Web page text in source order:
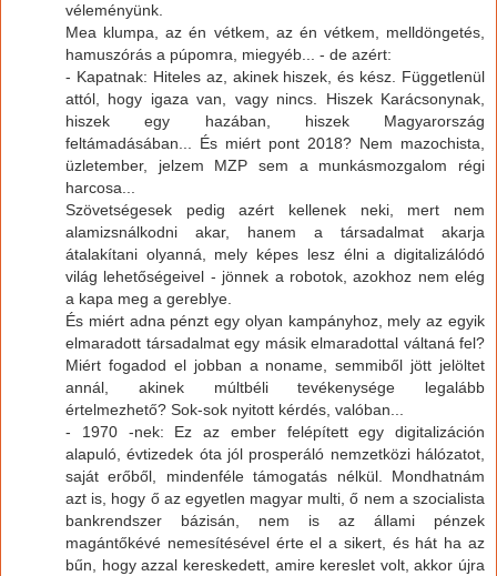
véleményünk.
Mea klumpa, az én vétkem, az én vétkem, melldöngetés,
hamuszórás a púpomra, miegyéb... - de azért:
- Kapatnak: Hiteles az, akinek hiszek, és kész. Függetlenül
attól, hogy igaza van, vagy nincs. Hiszek Karácsonynak,
hiszek egy hazában, hiszek Magyarország
feltámadásában... És miért pont 2018? Nem mazochista,
üzletember, jelzem MZP sem a munkásmozgalom régi
harcosa...
Szövetségesek pedig azért kellenek neki, mert nem
alamizsnálkodni akar, hanem a társadalmat akarja
átalakítani olyanná, mely képes lesz élni a digitalizálódó
világ lehetőségeivel - jönnek a robotok, azokhoz nem elég
a kapa meg a gereblye.
És miért adna pénzt egy olyan kampányhoz, mely az egyik
elmaradott társadalmat egy másik elmaradottal váltaná fel?
Miért fogadod el jobban a noname, semmiből jött jelöltet
annál, akinek múltbéli tevékenysége legalább
értelmezhető? Sok-sok nyitott kérdés, valóban...
- 1970 -nek: Ez az ember felépített egy digitalizáción
alapuló, évtizedek óta jól prosperáló nemzetközi hálózatot,
saját erőből, mindenféle támogatás nélkül. Mondhatnám
azt is, hogy ő az egyetlen magyar multi, ő nem a szocialista
bankrendszer bázisán, nem is az állami pénzek
magántőkévé nemesítésével érte el a sikert, és hát ha az
bűn, hogy azzal kereskedett, amire kereslet volt, akkor újra